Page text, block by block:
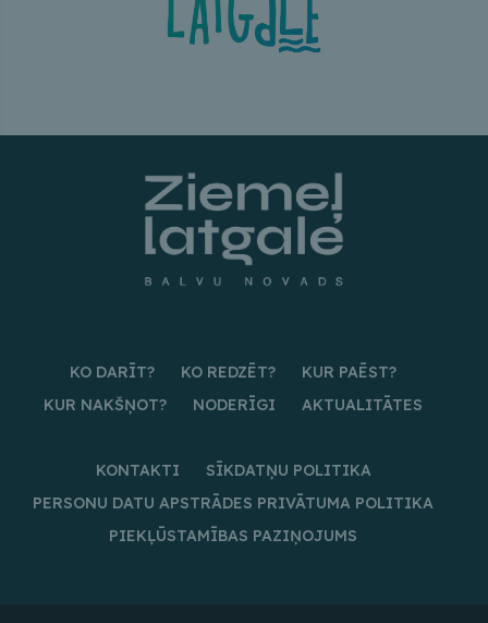
KO DARĪT? KO REDZĒT?
KUR PAĒST?
KUR NAKŠŅOT?
NODERĪGI AKTUALITĀTES
KONTAKTI
SĪKDATŅU POLITIKA
PERSONU DATU APSTRĀDES PRIVĀTUMA POLITIKA
PIEKĻŪSTAMĪBAS PAZIŅOJUMS